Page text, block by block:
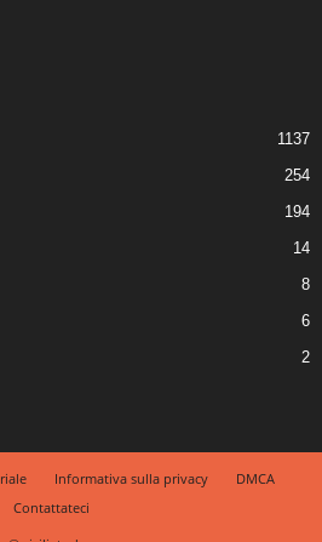
1137
254
194
14
8
6
2
Informativa sulla privacy
DMCA
Contattateci